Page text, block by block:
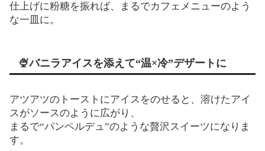
仕上げに粉糖を振れば、まるでカフェメニューのよう
な一皿に。
🍨バニラアイスを添えて“温×冷”デザートに
アツアツのトーストにアイスをのせると、溶けたアイ
スがソースのように広がり、
まるで“パンペルデュ”のような贅沢スイーツになりま
す。